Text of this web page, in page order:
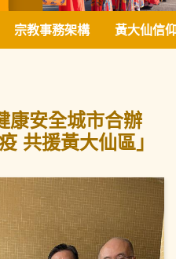
聯絡我們
宗教事務架構 黃大仙信
康安全城市合辦
共援黃大仙區」